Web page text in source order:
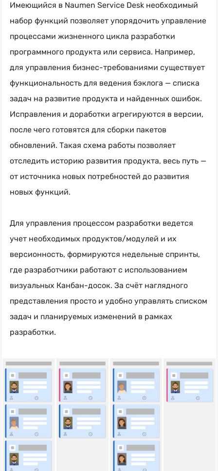
Имеющийся в Naumen Service Desk необходимый
набор функций позволяет упорядочить управление
процессами жизненного цикла разработки
программного продукта или сервиса. Например,
для управления бизнес-требованиями существует
функциональность для ведения бэклога — списка
задач на развитие продукта и найденных ошибок.
Исправления и доработки агрегируются в версии,
после чего готовятся для сборки пакетов
обновлений. Такая схема работы позволяет
отследить историю развития продукта, весь путь —
от источника новых потребностей до развития
новых функций.
Для управления процессом разработки ведется
учет необходимых продуктов/модулей и их
версионность, формируются недельные спринты,
где разработчики работают с использованием
визуальных Канбан-досок. За счёт наглядного
представления просто и удобно управлять списком
задач и планируемых изменений в рамках
разработки.